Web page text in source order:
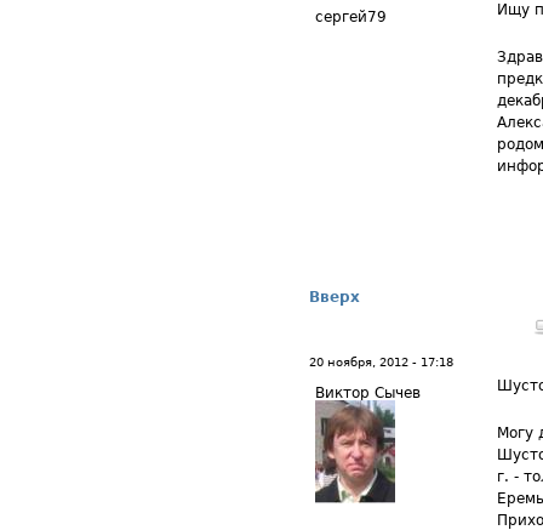
сергей79 Ищу
Вверх
20 ноября, 2012 - 17:18
Виктор Сычев
Могу
г. -